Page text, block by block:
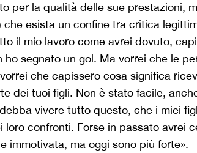
per la qualità delle sue prestazioni,
che esista un confine tra critica
il mio lavoro come avrei dovuto,
segnato un gol. Ma vorrei che le
che capissero cosa significa
dei tuoi figli. Non è stato facile,
vivere tutto questo, che i miei
loro confronti. Forse in passato avrei
immotivata, ma oggi sono più forte».